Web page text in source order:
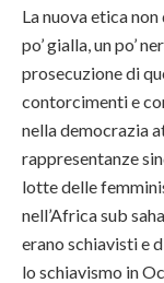
La nuova etica non
po’ gialla, un po’
prosecuzione di
contorcimenti e
nella democrazia
rappresentanze
lotte delle
nell’Africa sub
erano schiavisti e
lo schiavismo in